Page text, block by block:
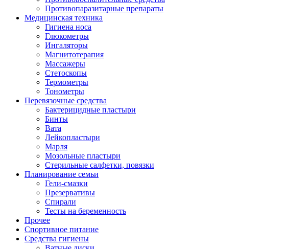
Противопаразитарные препараты
Медицинская техника
Гигиена носа
Глюкометры
Ингаляторы
Магнитотерапия
Массажеры
Стетоскопы
Термометры
Тонометры
Перевязочные средства
Бактерицидные пластыри
Бинты
Вата
Лейкопластыри
Марля
Мозольные пластыри
Стерильные салфетки, повязки
Планирование семьи
Гели-смазки
Презервативы
Спирали
Тесты на беременность
Прочее
Спортивное питание
Средства гигиены